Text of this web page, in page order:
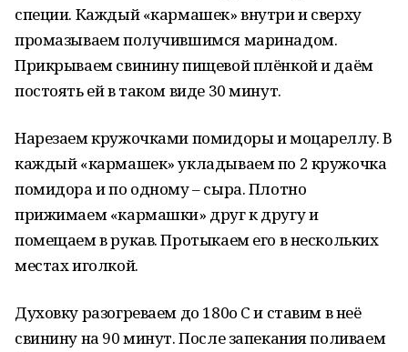
специи. Каждый «кармашек» внутри и сверху
промазываем получившимся маринадом.
Прикрываем свинину пищевой плёнкой и даём
постоять ей в таком виде 30 минут.
Нарезаем кружочками помидоры и моцареллу. В
каждый «кармашек» укладываем по 2 кружочка
помидора и по одному – сыра. Плотно
прижимаем «кармашки» друг к другу и
помещаем в рукав. Протыкаем его в нескольких
местах иголкой.
Духовку разогреваем до 180o C и ставим в неё
свинину на 90 минут. После запекания поливаем